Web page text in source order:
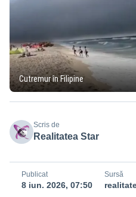
Cutremur în Filipine
Scris de
Realitatea Star
Publicat
8 iun. 2026, 07:50
Sursă